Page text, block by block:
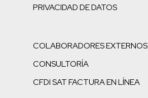
PRIVACIDAD DE DATOS
COLABORADORES EXTERNOS
CONSULTORÍA
CFDI SAT FACTURA EN LÍNEA